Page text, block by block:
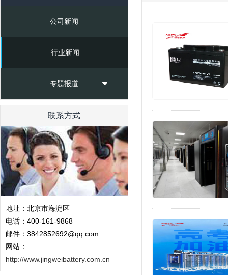
公司新闻
行业新闻
专题报道
联系方式
地址：北京市海淀区
电话：400-161-9868
邮件：3842852692@qq.com
网站：
http://www.jingweibattery.com.cn